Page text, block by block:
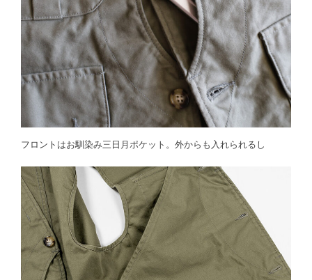
フロントはお馴染み三日月ポケット。外からも入れられるし